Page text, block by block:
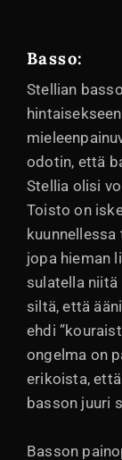
Basso:
Stellian
odotin, että
Stellia olisi
Toisto on
jopa hieman
sulatella niitä
siltä, että
ehdi
ongelma on
erikoista,
basson juuri
Basson